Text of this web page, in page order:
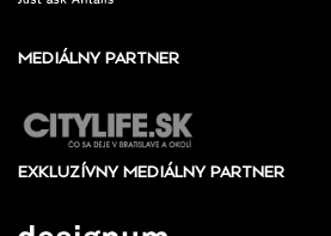
MEDIÁLNY PARTNER
EXKLUZÍVNY MEDIÁLNY PARTNER